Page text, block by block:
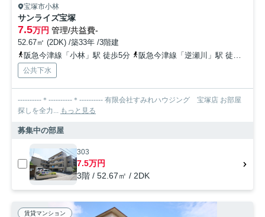
宝塚市小林
サンライズ宝塚
7.5万円 管理/共益費-
52.67㎡ (2DK) /築33年 /3階建
阪急今津線「小林」駅 徒歩5分
阪急今津線「逆瀬川」駅 徒歩10分
公共下水
----------＊----------＊---------- 有限会社すみれハウジング 宝塚店 お部屋
探しを全力... もっと見る
募集中の部屋
303
7.5万円
3階 / 52.67㎡ / 2DK
賃貸マンション